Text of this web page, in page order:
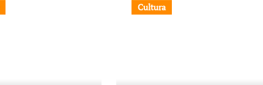
Cultura